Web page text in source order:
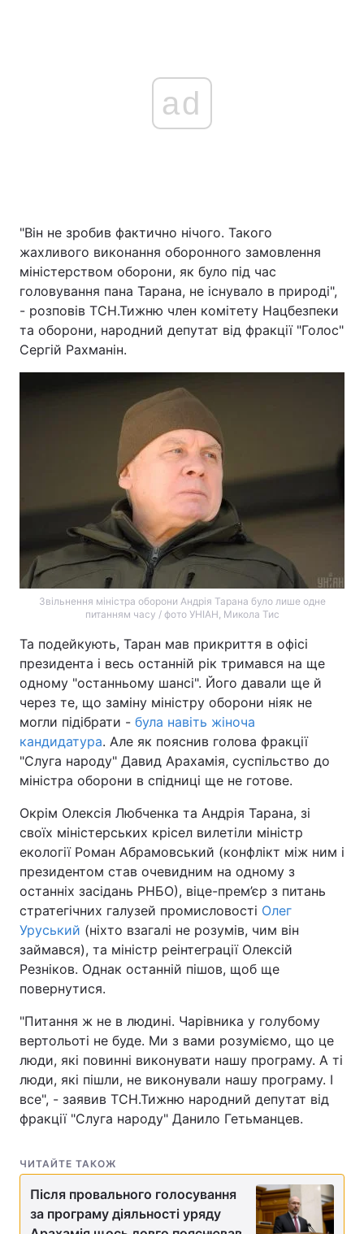
ad
"Він не зробив фактично нічого. Такого
жахливого виконання оборонного замовлення
міністерством оборони, як було під час
головування пана Тарана, не існувало в природі",
- розповів ТСН.Тижню член комітету Нацбезпеки
та оборони, народний депутат від фракції "Голос"
Сергій Рахманін.
Звільнення міністра оборони Андрія Тарана було лише одне
питанням часу / фото УНІАН, Микола Тис
Та подейкують, Таран мав прикриття в офісі
президента і весь останній рік тримався на ще
одному "останньому шансі". Його давали ще й
через те, що заміну міністру оборони ніяк не
могли підібрати - була навіть жіноча
кандидатура. Але як пояснив голова фракції
"Слуга народу" Давид Арахамія, суспільство до
міністра оборони в спідниці ще не готове.
Окрім Олексія Любченка та Андрія Тарана, зі
своїх міністерських крісел вилетіли міністр
екології Роман Абрамовський (конфлікт між ним і
президентом став очевидним на одному з
останніх засідань РНБО), віце-прем’єр з питань
стратегічних галузей промисловості Олег
Уруський (ніхто взагалі не розумів, чим він
займався), та міністр реінтеграції Олексій
Резніков. Однак останній пішов, щоб ще
повернутися.
"Питання ж не в людині. Чарівника у голубому
вертольоті не буде. Ми з вами розуміємо, що це
люди, які повинні виконувати нашу програму. А ті
люди, які пішли, не виконували нашу програму. І
все", - заявив ТСН.Тижню народний депутат від
фракції "Слуга народу" Данило Гетьманцев.
ЧИТАЙТЕ ТАКОЖ
Після провального голосування
за програму діяльності уряду